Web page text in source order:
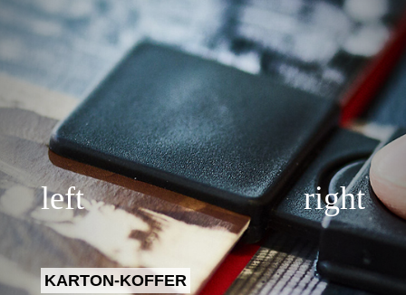
KARTON-KOFFER
KARTON-KOFFER